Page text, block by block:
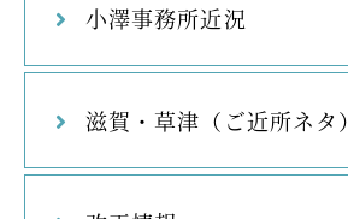
小澤事務所近況
滋賀・草津（ご近所ネタ）